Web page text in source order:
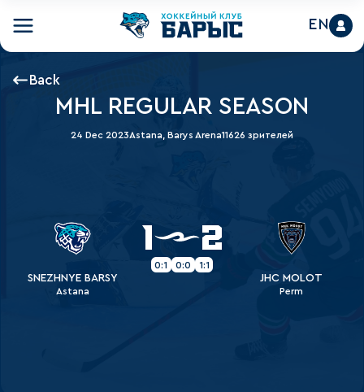
EN
Back
MHL REGULAR SEASON
24 Dec 2023Astana, Barys Arena11626 зрителей
SNEZHNYE BARSY
Astana
1 2
0:1 0:0 1:1
JHC MOLOT
Perm